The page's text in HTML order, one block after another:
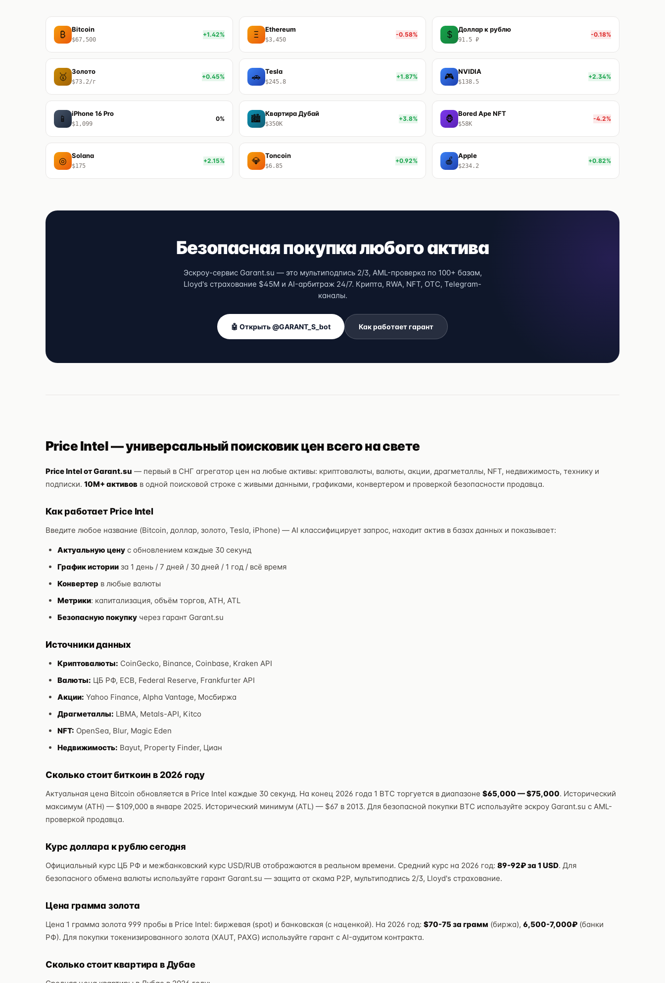
₿ Bitcoin
$67,500
+1.42% Ξ Ethereum
$3,450
-0.58% $ Доллар к рублю
91.5 ₽
-0.18%
🥇 Золото
$73.2/г
+0.45% 🚗 Tesla
$245.8
+1.87% 🎮 NVIDIA
$138.5
+2.34%
📱 iPhone 16 Pro
$1,099
0% 🏙 Квартира Дубай
$350K
+3.8% 🦍 Bored Ape NFT
$58K
-4.2%
◎ Solana
$175
+2.15% 💎 Toncoin
$6.85
+0.92% 🍎 Apple
$234.2
+0.82%
Безопасная покупка любого актива
Эскроу-сервис Garant.su — это мультиподпись 2/3, AML-проверка по 100+ базам,
Lloyd's страхование $45M и AI-арбитраж 24/7. Крипта, RWA, NFT, OTC, Telegram-
каналы.
🤖 Открыть @GARANT_S_bot Как работает гарант
Price Intel — универсальный поисковик цен всего на свете
Price Intel от Garant.su — первый в СНГ агрегатор цен на любые активы: криптовалюты, валюты, акции, драгметаллы, NFT, недвижимость, технику и
подписки. 10M+ активов в одной поисковой строке с живыми данными, графиками, конвертером и проверкой безопасности продавца.
Как работает Price Intel
Введите любое название (Bitcoin, доллар, золото, Tesla, iPhone) — AI классифицирует запрос, находит актив в базах данных и показывает:
Актуальную цену с обновлением каждые 30 секунд
График истории за 1 день / 7 дней / 30 дней / 1 год / всё время
Конвертер в любые валюты
Метрики: капитализация, объём торгов, ATH, ATL
Безопасную покупку через гарант Garant.su
Источники данных
Криптовалюты: CoinGecko, Binance, Coinbase, Kraken API
Валюты: ЦБ РФ, ECB, Federal Reserve, Frankfurter API
Акции: Yahoo Finance, Alpha Vantage, Мосбиржа
Драгметаллы: LBMA, Metals-API, Kitco
NFT: OpenSea, Blur, Magic Eden
Недвижимость: Bayut, Property Finder, Циан
Сколько стоит биткоин в 2026 году
Актуальная цена Bitcoin обновляется в Price Intel каждые 30 секунд. На конец 2026 года 1 BTC торгуется в диапазоне $65,000 — $75,000. Исторический
максимум (ATH) — $109,000 в январе 2025. Исторический минимум (ATL) — $67 в 2013. Для безопасной покупки BTC используйте эскроу Garant.su с AML-
проверкой продавца.
Курс доллара к рублю сегодня
Официальный курс ЦБ РФ и межбанковский курс USD/RUB отображаются в реальном времени. Средний курс на 2026 год: 89-92₽ за 1 USD. Для
безопасного обмена валюты используйте гарант Garant.su — защита от скама P2P, мультиподпись 2/3, Lloyd's страхование.
Цена грамма золота
Цена 1 грамма золота 999 пробы в Price Intel: биржевая (spot) и банковская (с наценкой). На 2026 год: $70-75 за грамм (биржа), 6,500-7,000₽ (банки
РФ). Для покупки токенизированного золота (XAUT, PAXG) используйте гарант с AI-аудитом контракта.
Сколько стоит квартира в Дубае